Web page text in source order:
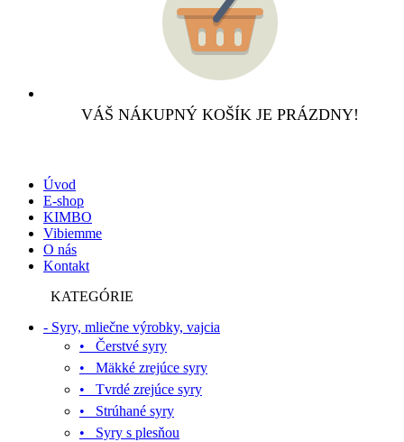
VÁŠ NÁKUPNÝ KOŠÍK JE PRÁZDNY!
Úvod
E-shop
KIMBO
Vibiemme
O nás
Kontakt
KATEGÓRIE
- Syry, mliečne výrobky, vajcia
• Čerstvé syry
• Mäkké zrejúce syry
• Tvrdé zrejúce syry
• Strúhané syry
• Syry s plesňou